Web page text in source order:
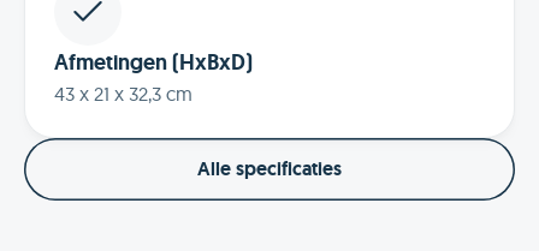
Afmetingen (HxBxD)
43 x 21 x 32,3 cm
Alle specificaties